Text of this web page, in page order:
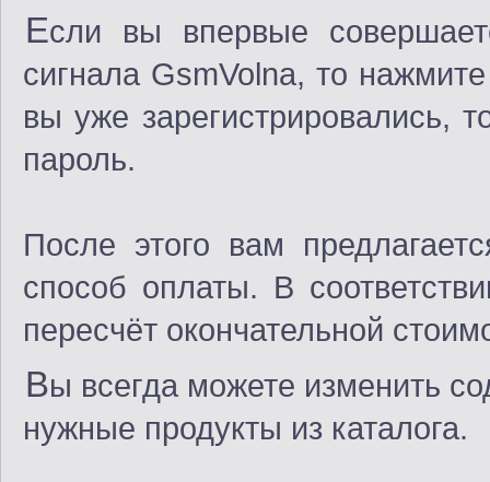
Если вы впервые
сигнала GsmVolna, то
вы уже зарегистрировались,
пароль.
После этого вам
способ оплаты. В
пересчёт окончательной
Вы всегда можете изменить
нужные продукты из каталога.